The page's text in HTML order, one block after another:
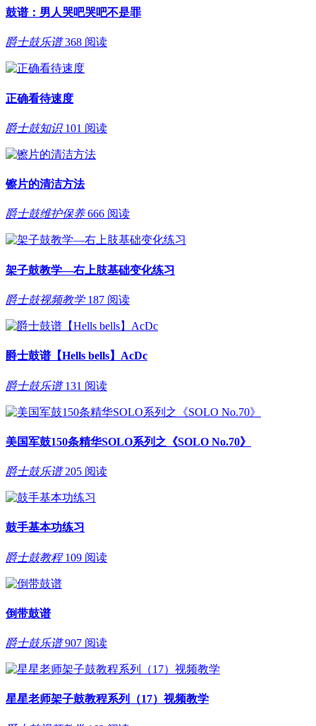
鼓谱：男人哭吧哭吧不是罪
爵士鼓乐谱 368 阅读
正确看待速度
爵士鼓知识 101 阅读
镲片的清洁方法
爵士鼓维护保养 666 阅读
架子鼓教学—右上肢基础变化练习
爵士鼓视频教学 187 阅读
爵士鼓谱【Hells bells】AcDc
爵士鼓乐谱 131 阅读
美国军鼓150条精华SOLO系列之《SOLO No.70》
爵士鼓乐谱 205 阅读
鼓手基本功练习
爵士鼓教程 109 阅读
倒带鼓谱
爵士鼓乐谱 907 阅读
星星老师架子鼓教程系列（17）视频教学